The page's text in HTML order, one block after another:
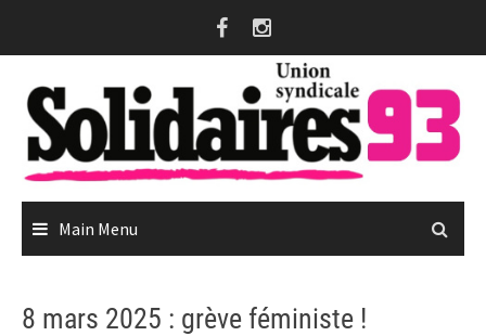
Main Menu
8 mars 2025 : grève féministe !